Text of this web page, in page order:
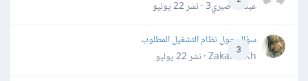
عبدالله صبري3 · نشر
22 يوليو
3
سؤال حول نظام التشغيل المطلوب
Zakaria Kh · نشر
22 يوليو